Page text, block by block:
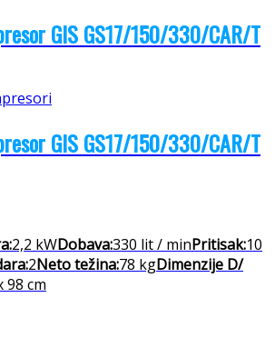
GIS GS17/150/330/CAR/T
GIS GS17/150/330/CAR/T
2,2 kWDobava:330 lit / minPritisak:10
2Neto težina:78 kgDimenzije D/
98 cm